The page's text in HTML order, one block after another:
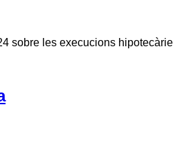
sobre les execucions